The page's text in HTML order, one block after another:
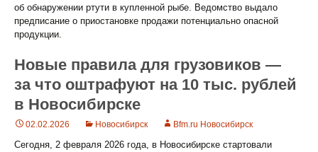
об обнаружении ртути в купленной рыбе. Ведомство выдало
предписание о приостановке продажи потенциально опасной
продукции.
Новые правила для грузовиков —
за что оштрафуют на 10 тыс. рублей
в Новосибирске
02.02.2026 Новосибирск Bfm.ru Новосибирск
Сегодня, 2 февраля 2026 года, в Новосибирске стартовали